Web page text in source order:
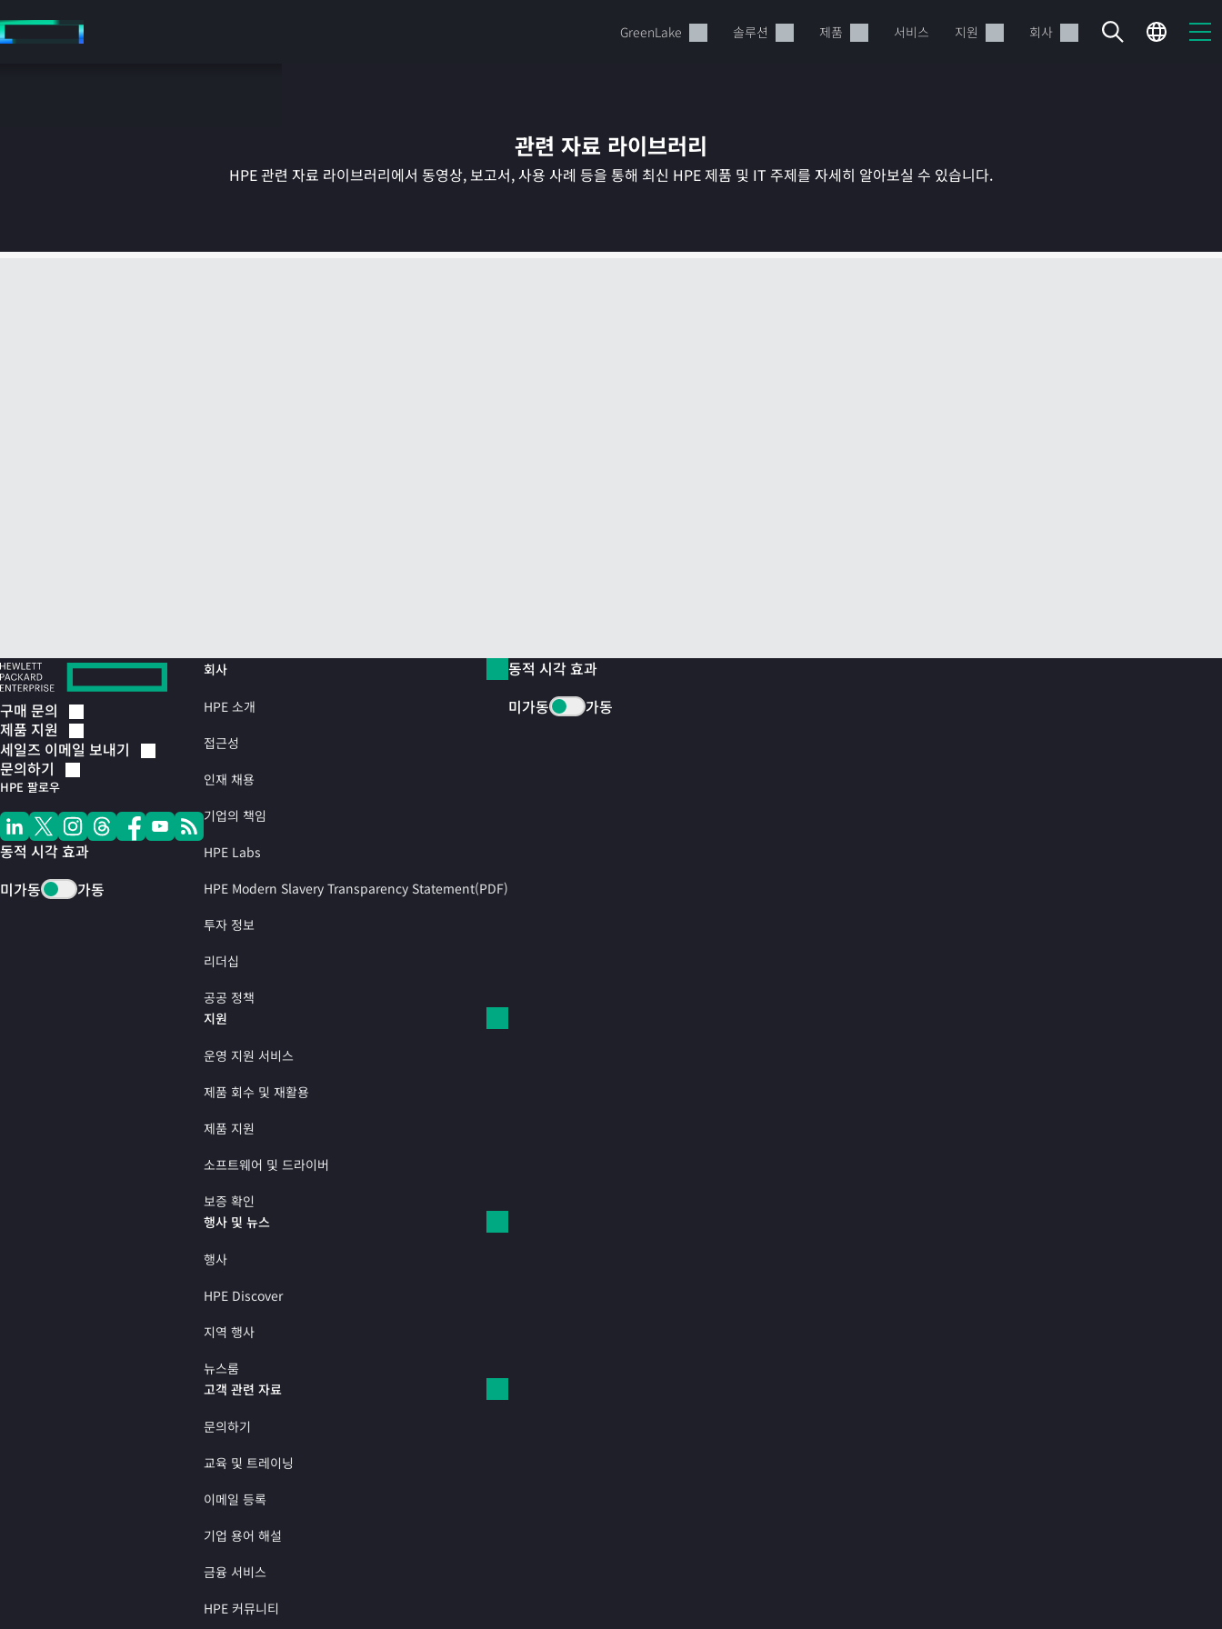
요
GreenLake 솔루션 제품 서비스 지원 회사
현재 장바구니가 비어있습니다
관련 자료 라이브러리
HPE 관련 자료 라이브러리에서 동영상, 보고서, 사용 사례 등을 통해 최신 HPE 제품 및 IT 주제를 자세히 알아보실 수 있습니다.
구매 문의
제품 지원
세일즈 이메일 보내기
문의하기
HPE 팔로우
동적 시각 효과
미가동
가동
회사
HPE 소개
접근성
인재 채용
기업의 책임
HPE Labs
HPE Modern Slavery Transparency Statement(PDF)
투자 정보
리더십
공공 정책
지원
운영 지원 서비스
제품 회수 및 재활용
제품 지원
소프트웨어 및 드라이버
보증 확인
행사 및 뉴스
행사
HPE Discover
지역 행사
뉴스룸
고객 관련 자료
문의하기
교육 및 트레이닝
이메일 등록
기업 용어 해설
금융 서비스
HPE 커뮤니티
동적 시각 효과
미가동
가동